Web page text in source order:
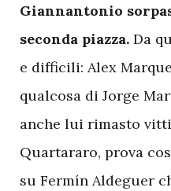
Giannantonio
seconda piazza. Da
e difficili: Alex
qualcosa di Jorge
anche lui rimasto
Quartararo, prova
su Fermín Aldeguer